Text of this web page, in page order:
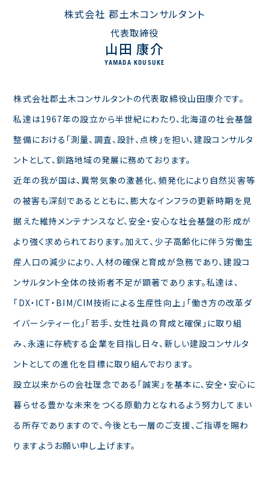
株式会社 郡土木コンサルタント
代表取締役
山田 康介
YAMADA KOUSUKE
株式会社郡土木コンサルタントの代表取締役山田康介です。
私達は1967年の設立から半世紀にわたり、北海道の社会基盤
整備における「測量、調査、設計、点検」を担い、建設コンサルタ
ントとして、釧路地域の発展に務めております。
近年の我が国は、異常気象の激甚化、頻発化により自然災害等
の被害も深刻であるとともに、膨大なインフラの更新時期を見
据えた維持メンテナンスなど、安全・安心な社会基盤の形成が
より強く求められております。加えて、少子高齢化に伴う労働生
産人口の減少により、人材の確保と育成が急務であり、建設コ
ンサルタント全体の技術者不足が顕著であります。私達は、
「DX・ICT・BIM/CIM技術による生産性向上」「働き方の改革ダ
イバーシティー化」「若手、女性社員の育成と確保」に取り組
み、永遠に存続する企業を目指し日々、新しい建設コンサルタ
ントとしての進化を目標に取り組んでおります。
設立以来からの会社理念である「誠実」を基本に、安全・安心に
暮らせる豊かな未来をつくる原動力となれるよう努力してまい
る所存でありますので、今後とも一層のご支援、ご指導を賜わ
りますようお願い申し上げます。